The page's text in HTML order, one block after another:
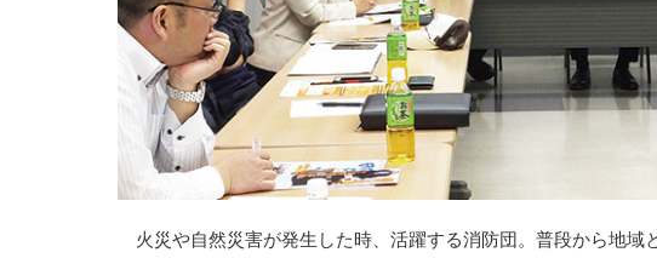
火災や自然災害が発生した時、活躍する消防団。普段から地域